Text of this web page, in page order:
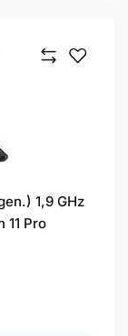
1,9 GHz
11 Pro